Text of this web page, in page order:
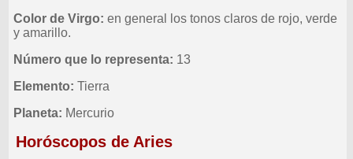
Color de Virgo: en general los tonos claros de rojo, verde
y amarillo.
Número que lo representa: 13
Elemento: Tierra
Planeta: Mercurio
Horóscopos de Aries